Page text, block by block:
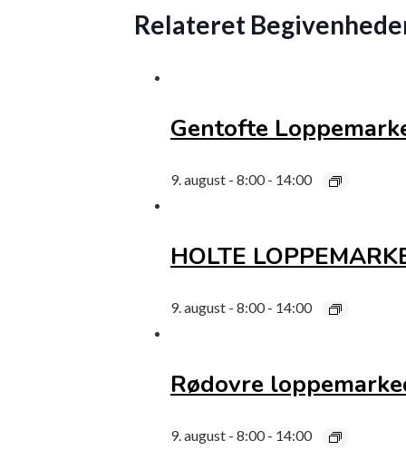
Relateret
Gentofte
9. august - 8:00- 14:00
HOLTE
9. august - 8:00- 14:00
Rødovre
9. august - 8:00- 14:00